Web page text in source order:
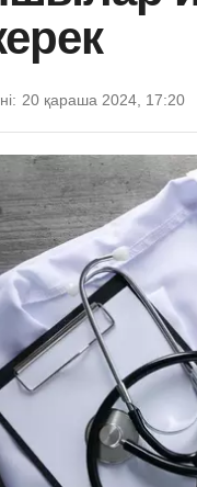
20 қараша 2024, 17:20